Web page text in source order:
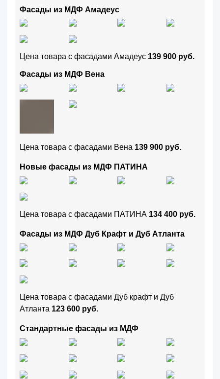
Фасады из МДФ Амадеус
Цена товара с фасадами Амадеус 139 900 руб.
Фасады из МДФ Вена
Цена товара с фасадами Вена 139 900 руб.
Новые фасады из МДФ ПАТИНА
Цена товара с фасадами ПАТИНА 134 400 руб.
Фасады из МДФ Дуб Крафт и Дуб Атланта
Цена товара с фасадами Дуб крафт и Дуб
Атланта 123 600 руб.
Стандартные фасады из МДФ